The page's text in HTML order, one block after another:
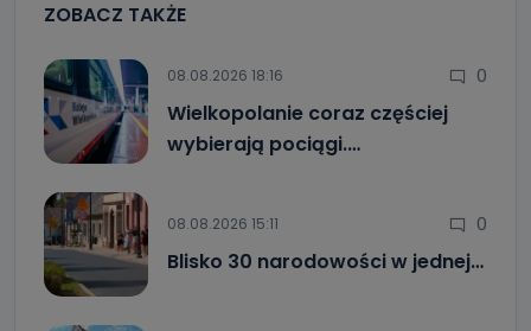
ZOBACZ TAKŻE
08.08.2026 18:16 0
Wielkopolanie coraz częściej
wybierają pociągi.…
08.08.2026 15:11 0
Blisko 30 narodowości w jednej…